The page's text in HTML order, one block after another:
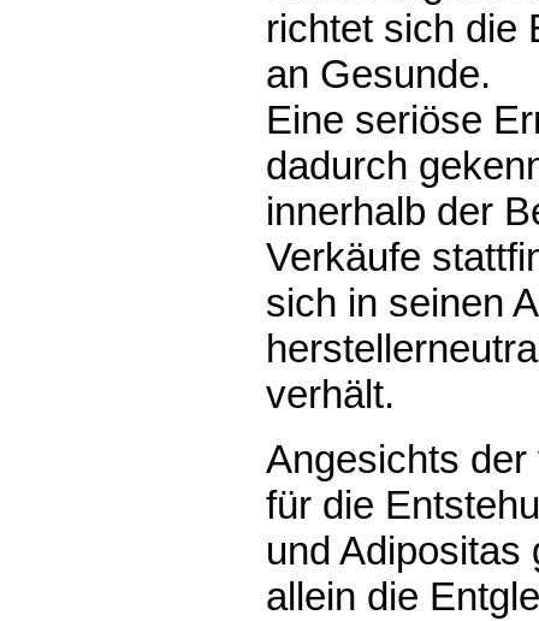
richtet sich die
an Gesunde.
Eine seriöse
dadurch
innerhalb der
Verkäufe
sich in seinen
verhält.
Angesichts
für die
und Adipositas
allein die